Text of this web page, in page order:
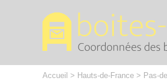
Accueil > Hauts-de-France > Pas-